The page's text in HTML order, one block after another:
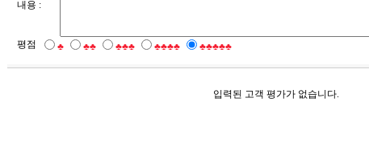
내용 :
평점 ♣ ♣♣ ♣♣♣ ♣♣♣♣ ♣♣♣♣♣
입력된 고객 평가가 없습니다.